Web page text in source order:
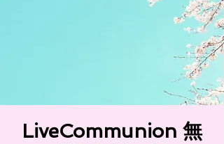
LiveCommunion 無